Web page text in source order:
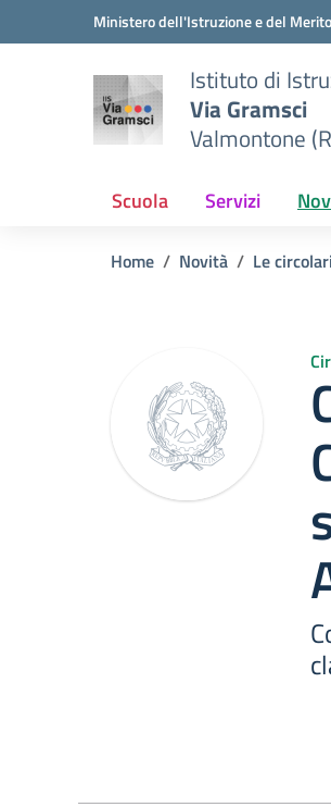
Vai ai contenuti
Vai al menu di navigazioneMinistero dell'Istruzione e del Merito
Istituto di
Via Gramsci
Valmontone
Scuola Servizi
Home Novità Le circolari